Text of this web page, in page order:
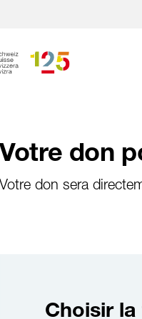
Votre don
Votre don sera
Choisir